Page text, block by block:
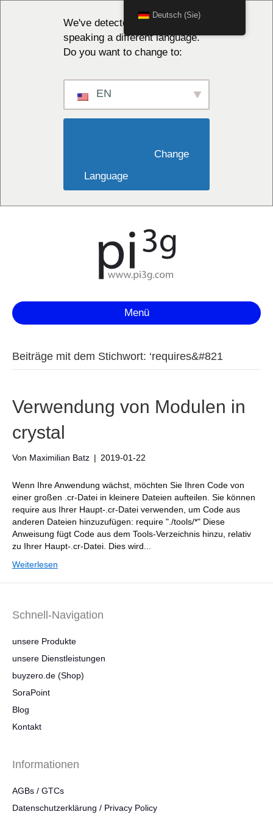
We've detected you might be
speaking a different language.
Do you want to change to:
EN
Language
Menü
Beiträge mit dem Stichwort: ‘requires&#821
Verwendung von Modulen in
crystal
Von Maximilian Batz | 2019-01-22
Wenn Ihre Anwendung wächst, möchten Sie Ihren Code von
einer großen .cr-Datei in kleinere Dateien aufteilen. Sie können
require aus Ihrer Haupt-.cr-Datei verwenden, um Code aus
anderen Dateien hinzuzufügen: require "./tools/*" Diese
Anweisung fügt Code aus dem Tools-Verzeichnis hinzu, relativ
zu Ihrer Haupt-.cr-Datei. Dies wird...
Weiterlesen
Schnell-Navigation
unsere Produkte
unsere Dienstleistungen
buyzero.de (Shop)
SoraPoint
Blog
Kontakt
Informationen
AGBs / GTCs
Datenschutzerklärung / Privacy Policy
Deutsch (Sie)